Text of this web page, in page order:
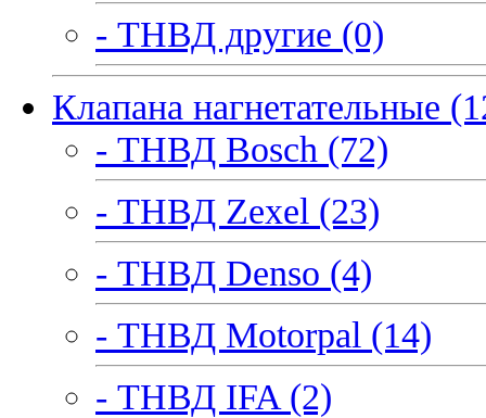
- ТНВД другие (0)
Клапана нагнетательные
- ТНВД Bosch (72)
- ТНВД Zexel (23)
- ТНВД Denso (4)
- ТНВД Motorpal (14)
- ТНВД IFA (2)